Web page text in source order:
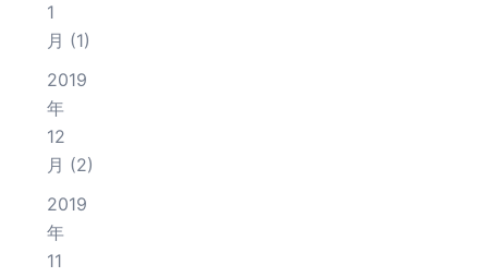
1
月 (1)
2019
年
12
月 (2)
2019
年
11